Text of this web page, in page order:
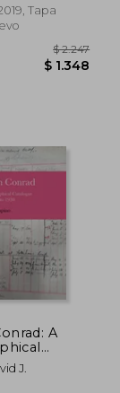
Tapa
A
of Editions
Inglés)
J.